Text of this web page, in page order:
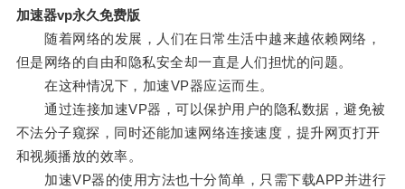
加速器vp永久免费版
随着网络的发展，人们在日常生活中越来越依赖网络，
但是网络的自由和隐私安全却一直是人们担忧的问题。
在这种情况下，加速VP器应运而生。
通过连接加速VP器，可以保护用户的隐私数据，避免被
不法分子窥探，同时还能加速网络连接速度，提升网页打开
和视频播放的效率。
加速VP器的使用方法也十分简单，只需下载APP并进行